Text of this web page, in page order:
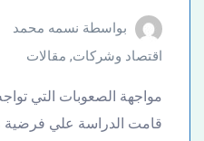
بواسطة نسمه محمد
اقتصاد وشركات, مقالات
مواجهة الصعوبات التي
قامت الدراسة علي فرضية